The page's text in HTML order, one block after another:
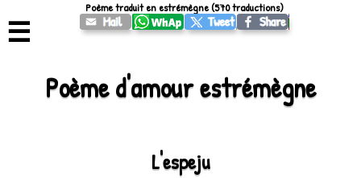
☰
Poème d'amour estrémègne
L'espeju
Poème traduit en estrémègne (570 traductions)